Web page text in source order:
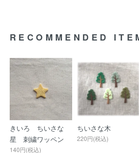
RECOMMENDED
きいろ ちいさな
星 刺繍ワッペン
140円(税込)
ちいさな木
220円(税込)